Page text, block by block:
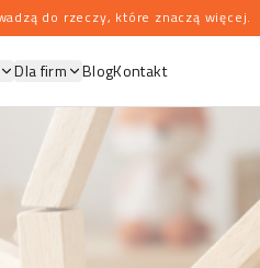
do rzeczy, które znaczą więcej.
Dla firm BlogKontakt